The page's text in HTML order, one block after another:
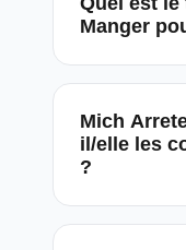
Manger
Mich
il/elle les
?